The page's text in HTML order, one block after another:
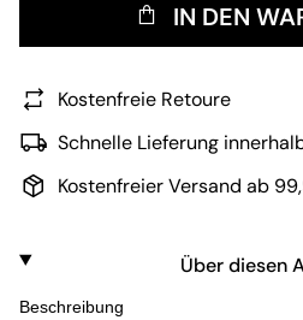
IN DEN
Kostenfreie Retoure
Schnelle Lieferung
Kostenfreier Versand ab
Über diesen
Beschreibung